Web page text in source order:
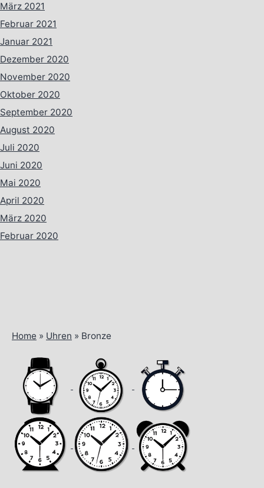
März 2021
Februar 2021
Januar 2021
Dezember 2020
November 2020
Oktober 2020
September 2020
August 2020
Juli 2020
Juni 2020
Mai 2020
April 2020
März 2020
Februar 2020
Home » Uhren » Bronze